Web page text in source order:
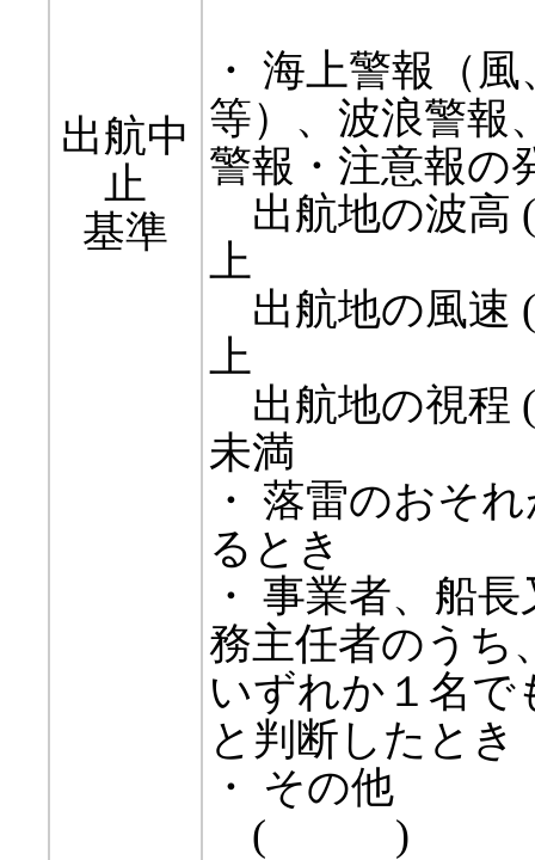
出航中
止
基準
・ 海上警報（
等）、波浪警報
警報・注意報の
出航地の波高
上
出航地の風速
上
出航地の視程
未満
・ 落雷のおそ
るとき
・ 事業者、船
務主任者のうち
いずれか１名で
と判断したとき
・ その他
( )